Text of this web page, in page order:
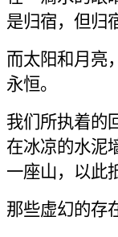
是归宿，但归
而太阳和月亮
永恒。
我们所执着的
在冰凉的水泥
一座山，以此
那些虚幻的存